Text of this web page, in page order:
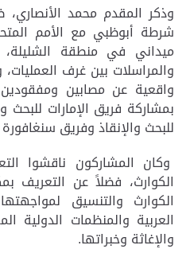
وذكر المقدم محمد
شرطة أبوظبي مع الأمم
ميداني في منطقة
والمراسلات بين غرف
بمشاركة فريق الإمارات
للبحث والإنقاذ وفريق سنغافورة
وكان المشاركون ناقشوا
الكوارث، فضلاً عن التعريف
الكوارث والتنسيق
العربية والمنظمات الدولية
والإغاثة وخبراتها.